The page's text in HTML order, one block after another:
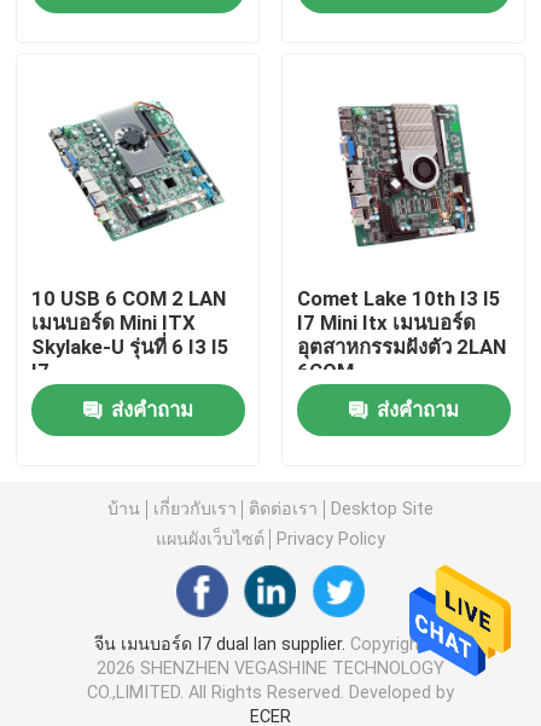
มินิพีซีอุตสาหกรรม
PC แผงอุตสาหกรรม
แท็บเล็ตพีซีที่ทนทาน
ไฟร์วอลล์พีซี
OPS มินิพีซี
มินิพีซีแบบ dual lan
เมนบอร์ด Mini ITX
เมนบอร์ด 3.5 และ 4 นิ้ว
10 USB 6 COM 2 LAN
เมนบอร์ด Mini ITX
Skylake-U รุ่นที่ 6 I3 I5
I7
ส่งคำถาม
Comet Lake 10th I3 I5
I7 Mini Itx เมนบอร์ด
อุตสาหกรรมฝังตัว 2LAN
6COM
ส่งคำถาม
บ้าน เกี่ยวกับเรา ติดต่อเรา
Desktop Site
แผนผังเว็บไซต์
Privacy Policy
จีน เมนบอร์ด I7 dual lan supplier. Copyright ©
2026 SHENZHEN VEGASHINE TECHNOLOGY
CO.,LIMITED. All Rights Reserved. Developed by
ECER